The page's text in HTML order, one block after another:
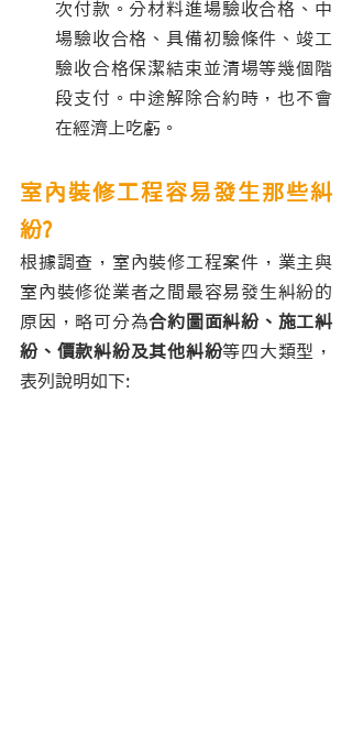
次付款。分材料進場驗收合格、中
場驗收合格、具備初驗條件、竣工
驗收合格保潔結束並清場等幾個階
段支付。中途解除合約時，也不會
在經濟上吃虧。
室內裝修工程容易發生那些糾
紛?
根據調查，室內裝修工程案件，業主與
室內裝修從業者之間最容易發生糾紛的
原因，略可分為合約圖面糾紛、施工糾
紛、價款糾紛及其他糾紛等四大類型，
表列說明如下: